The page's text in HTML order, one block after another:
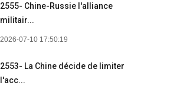
2555- Chine-Russie l'alliance
militair...
2026-07-10 17:50:19
2553- La Chine décide de limiter
l'acc...